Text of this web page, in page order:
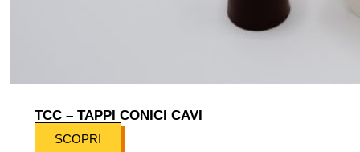
TCC – TAPPI CONICI CAVI
SCOPRI